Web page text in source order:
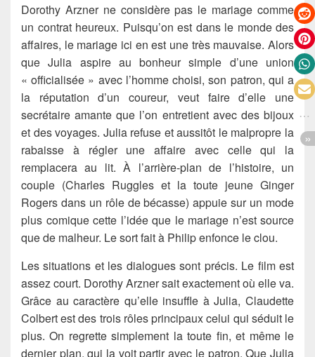
Dorothy Arzner ne considère pas le mariage comme
un contrat heureux. Puisqu’on est dans le monde des
affaires, le mariage ici en est une très mauvaise. Alors
que Julia aspire au bonheur simple d’une union
« officialisée » avec l’homme choisi, son patron, qui a
la réputation d’un coureur, veut faire d’elle une
secrétaire amante que l’on entretient avec des bijoux
et des voyages. Julia refuse et aussitôt le malpropre la
rabaisse à régler une affaire avec celle qui la
remplacera au lit. À l’arrière-plan de l’histoire, un
couple (Charles Ruggles et la toute jeune Ginger
Rogers dans un rôle de bécasse) appuie sur un mode
plus comique cette l’idée que le mariage n’est source
que de malheur. Le sort fait à Philip enfonce le clou.
Les situations et les dialogues sont précis. Le film est
assez court. Dorothy Arzner sait exactement où elle va.
Grâce au caractère qu’elle insuffle à Julia, Claudette
Colbert est des trois rôles principaux celui qui séduit le
plus. On regrette simplement la toute fin, et même le
dernier plan, qui la voit partir avec le patron. Que Julia